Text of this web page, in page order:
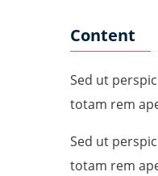
Content
Sed ut
totam rem
Sed ut
totam rem